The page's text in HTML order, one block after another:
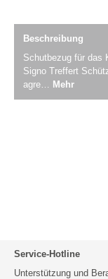
Beschreibung
Schutbezug für das
Signo Treffert
agre… Mehr
Service-Hotline
Unterstützung und